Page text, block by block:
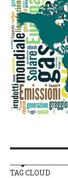
TAG CLOUD